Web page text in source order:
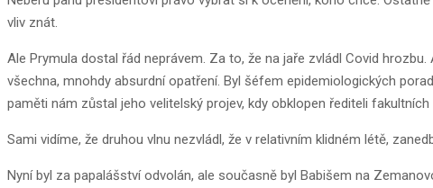
vliv znát.
Ale Prymula dostal řád neprávem. Za to, že na jaře zvládl Covid
všechna, mnohdy absurdní opatření. Byl šéfem epidemiologických
paměti nám zůstal jeho velitelský projev, kdy obklopen řediteli
Sami vidíme, že druhou vlnu nezvládl, že v relativním klidném létě,
Nyní byl za papalášství odvolán, ale současně byl Babišem na